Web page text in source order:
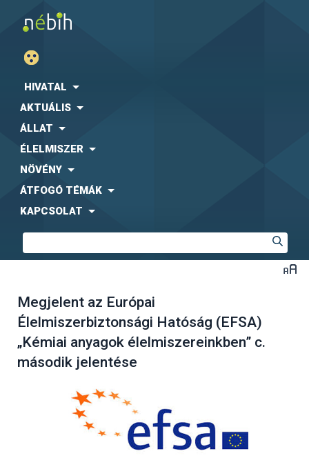
HIVATAL
AKTUÁLIS
ÁLLAT
ÉLELMISZER
NÖVÉNY
ÁTFOGÓ TÉMÁK
KAPCSOLAT
Megjelent az Európai
Élelmiszerbiztonsági Hatóság (EFSA)
„Kémiai anyagok élelmiszereinkben” c.
második jelentése